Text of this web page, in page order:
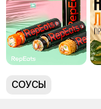
СОУСЫ